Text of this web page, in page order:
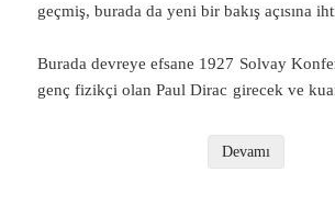
geçmiş, burada da yeni bir bakış açısına
Burada devreye efsane 1927 Solvay
genç fizikçi olan Paul Dirac girecek ve
Devamı